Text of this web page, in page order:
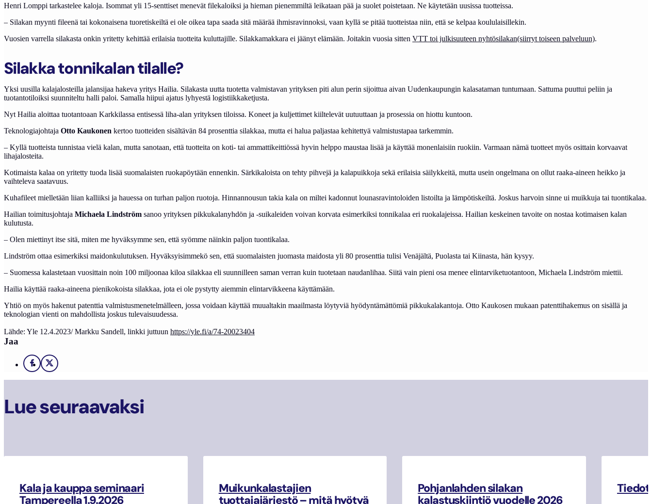
Henri Lomppi tarkastelee kaloja. Isommat yli 15-senttiset menevät filekaloiksi ja hieman pienemmiltä leikataan pää ja suolet poistetaan. Ne käytetään uusissa tuotteissa.
– Silakan myynti fileenä tai kokonaisena tuoretiskeiltä ei ole oikea tapa saada sitä määrää ihmisravinnoksi, vaan kyllä se pitää tuotteistaa niin, että se kelpaa koululaisillekin.
Vuosien varrella silakasta onkin yritetty kehittää erilaisia tuotteita kuluttajille. Silakkamakkara ei jäänyt elämään. Joitakin vuosia sitten VTT toi julkisuuteen nyhtösilakan(siirryt toiseen palveluun).
Silakka tonnikalan tilalle?
Yksi uusilla kalajalosteilla jalansijaa hakeva yritys Hailia. Silakasta uutta tuotetta valmistavan yrityksen piti alun perin sijoittua aivan Uudenkaupungin kalasataman tuntumaan. Sattuma puuttui peliin ja
tuotantotiloiksi suunniteltu halli paloi. Samalla hiipui ajatus lyhyestä logistiikkaketjusta.
Nyt Hailia aloittaa tuotantoaan Karkkilassa entisessä liha-alan yrityksen tiloissa. Koneet ja kuljettimet kiiltelevät uutuuttaan ja prosessia on hiottu kuntoon.
Teknologiajohtaja Otto Kaukonen kertoo tuotteiden sisältävän 84 prosenttia silakkaa, mutta ei halua paljastaa kehitettyä valmistustapaa tarkemmin.
– Kyllä tuotteista tunnistaa vielä kalan, mutta sanotaan, että tuotteita on koti- tai ammattikeittiössä hyvin helppo maustaa lisää ja käyttää monenlaisiin ruokiin. Varmaan nämä tuotteet myös osittain korvaavat
lihajalosteita.
Kotimaista kalaa on yritetty tuoda lisää suomalaisten ruokapöytään ennenkin. Särkikaloista on tehty pihvejä ja kalapuikkoja sekä erilaisia säilykkeitä, mutta usein ongelmana on ollut raaka-aineen heikko ja
vaihteleva saatavuus.
Kuhafileet mielletään liian kalliiksi ja hauessa on turhan paljon ruotoja. Hinnannousun takia kala on miltei kadonnut lounasravintoloiden listoilta ja lämpötiskeiltä. Joskus harvoin sinne ui muikkuja tai tuontikalaa.
Hailian toimitusjohtaja Michaela Lindström sanoo yrityksen pikkukalanyhdön ja -suikaleiden voivan korvata esimerkiksi tonnikalaa eri ruokalajeissa. Hailian keskeinen tavoite on nostaa kotimaisen kalan
kulutusta.
– Olen miettinyt itse sitä, miten me hyväksymme sen, että syömme näinkin paljon tuontikalaa.
Lindström ottaa esimerkiksi maidonkulutuksen. Hyväksyisimmekö sen, että suomalaisten juomasta maidosta yli 80 prosenttia tulisi Venäjältä, Puolasta tai Kiinasta, hän kysyy.
– Suomessa kalastetaan vuosittain noin 100 miljoonaa kiloa silakkaa eli suunnilleen saman verran kuin tuotetaan naudanlihaa. Siitä vain pieni osa menee elintarviketuotantoon, Michaela Lindström miettii.
Hailia käyttää raaka-aineena pienikokoista silakkaa, jota ei ole pystytty aiemmin elintarvikkeena käyttämään.
Yhtiö on myös hakenut patenttia valmistusmenetelmälleen, jossa voidaan käyttää muualtakin maailmasta löytyviä hyödyntämättömiä pikkukalakantoja. Otto Kaukosen mukaan patenttihakemus on sisällä ja
teknologian vienti on mahdollista joskus tulevaisuudessa.
Lähde: Yle 12.4.2023/ Markku Sandell, linkki juttuun https://yle.fi/a/74-20023404
Jaa
Facebook
X
Lue seuraavaksi
Kala ja kauppa seminaari
Tampereella 1.9.2026
Muikunkalastajien
tuottajajärjestö – mitä hyötyä
Pohjanlahden silakan
kalastuskiintiö vuodelle 2026